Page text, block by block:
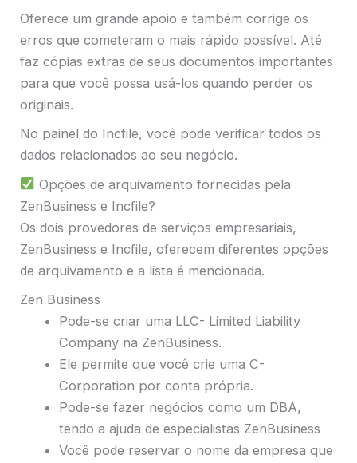
Oferece um grande apoio e também corrige os
erros que cometeram o mais rápido possível. Até
faz cópias extras de seus documentos importantes
para que você possa usá-los quando perder os
originais.
No painel do Incfile, você pode verificar todos os
dados relacionados ao seu negócio.
Opções de arquivamento fornecidas pela
ZenBusiness e Incfile?
Os dois provedores de serviços empresariais,
ZenBusiness e Incfile, oferecem diferentes opções
de arquivamento e a lista é mencionada.
Zen Business
Pode-se criar uma LLC- Limited Liability
Company na ZenBusiness.
Ele permite que você crie uma C-
Corporation por conta própria.
Pode-se fazer negócios como um DBA,
tendo a ajuda de especialistas ZenBusiness
Você pode reservar o nome da empresa que